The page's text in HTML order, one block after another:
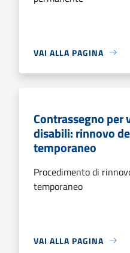
VAI ALLA PAGINA
Contrassegno per
disabili: rinnovo
temporaneo
Procedimento di
temporaneo
VAI ALLA PAGINA